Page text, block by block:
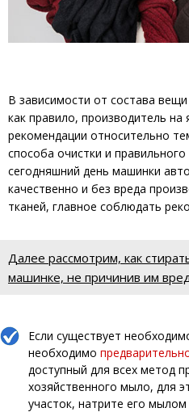
В зависимости от состава
как правило, производитель на
рекомендации относительно
способа очистки и
сегодняшний день машинки
качественно и без вреда
тканей, главное соблюдать
Далее рассмотрим, как
машинке, не причинив им
Если существует
необходимо
доступный для всех метод
хозяйственного мыло, для
участок, натрите его мылом